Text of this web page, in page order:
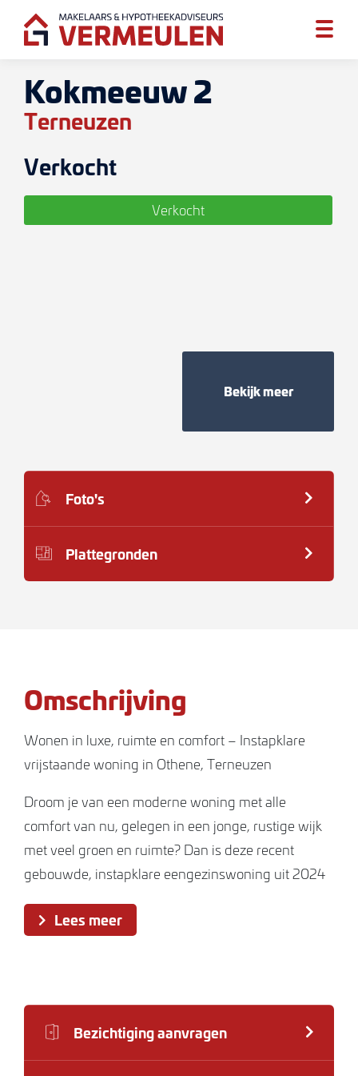
Kokmeeuw 2
Terneuzen
Verkocht
Verkocht
Bekijk meer
Foto's
Plattegronden
Omschrijving
Wonen in luxe, ruimte en comfort – Instapklare
vrijstaande woning in Othene, Terneuzen
Droom je van een moderne woning met alle
comfort van nu, gelegen in een jonge, rustige wijk
met veel groen en ruimte? Dan is deze recent
gebouwde, instapklare eengezinswoning uit 2024
wat je zoekt.
een verrassend royaal perceel. Met een eigen
grondoppervlakte van 485 m² is er volop ruimte
Lees meer
Bezichtiging aanvragen